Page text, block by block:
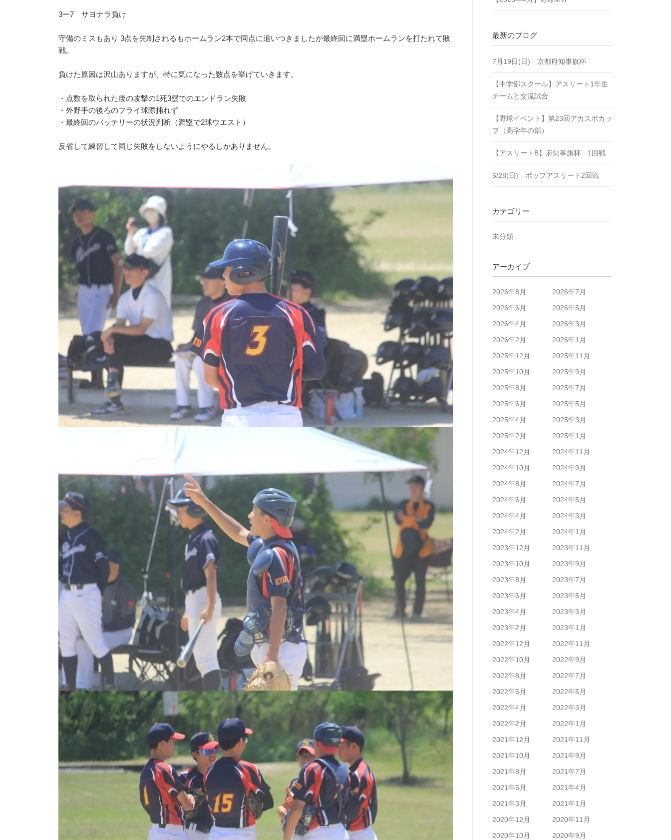
3ー7 サヨナラ負け
守備のミスもあり 3点を先制されるもホームラン2本で同点に追いつきましたが最終回に満塁ホームランを打たれて敗
戦。
負けた原因は沢山ありますが、 特に気になった数点を挙げていきます。
・点数を取られた後の攻撃の1死3塁でのエンドラン失敗
・外野手の後ろのフライ球際捕れず
・最終回のバッテリーの状況判断（満塁で2球ウエスト）
反省して練習して同じ失敗をしないようにやるしかありません。
最新のブログ
7月19日(日) 京都府知事旗杯
【中学部スクール】アスリート1年生
チームと交流試合
【野球イベント】第23回アカスポカッ
プ（高学年の部）
【アスリートB】府知事旗杯 1回戦
6/28(日) ポップアスリート2回戦
カテゴリー
未分類
アーカイブ
2026年8月
2026年7月
2026年6月
2026年5月
2026年4月
2026年3月
2026年2月
2026年1月
2025年12月
2025年11月
2025年10月
2025年9月
2025年8月
2025年7月
2025年6月
2025年5月
2025年4月
2025年3月
2025年2月
2025年1月
2024年12月
2024年11月
2024年10月
2024年9月
2024年8月
2024年7月
2024年6月
2024年5月
2024年4月
2024年3月
2024年2月
2024年1月
2023年12月
2023年11月
2023年10月
2023年9月
2023年8月
2023年7月
2023年6月
2023年5月
2023年4月
2023年3月
2023年2月
2023年1月
2022年12月
2022年11月
2022年10月
2022年9月
2022年8月
2022年7月
2022年6月
2022年5月
2022年4月
2022年3月
2022年2月
2022年1月
2021年12月
2021年11月
2021年10月
2021年9月
2021年8月
2021年7月
2021年6月
2021年4月
2021年3月
2021年1月
2020年12月
2020年11月
2020年10月
2020年9月